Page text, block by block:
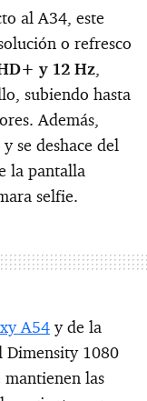
al A34, este
o refresco
y 12 Hz,
subiendo hasta
Además,
se deshace del
la pantalla
selfie.
A54 y de la
Dimensity 1080
mantienen las